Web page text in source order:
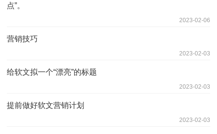
点”。
2023-02-06
营销技巧
2023-02-03
给软文拟一个“漂亮”的标题
2023-02-03
提前做好软文营销计划
2023-02-03